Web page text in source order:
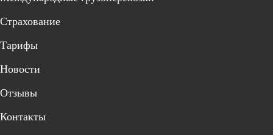
Страхование
Тарифы
Новости
Отзывы
Контакты